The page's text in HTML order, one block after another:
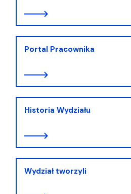
Portal Pracownika
Historia Wydziału
Wydział tworzyli